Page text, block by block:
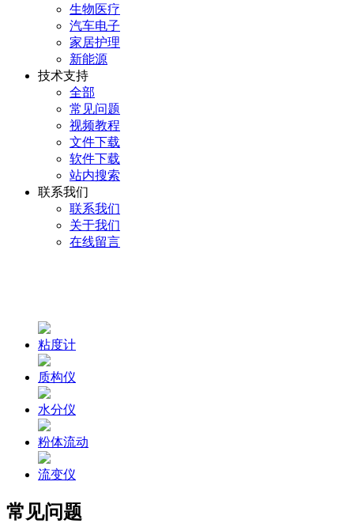
生物医疗
汽车电子
家居护理
新能源
技术支持
全部
常见问题
视频教程
文件下载
软件下载
站内搜索
联系我们
联系我们
关于我们
在线留言
粘度计
质构仪
水分仪
粉体流动
流变仪
常见问题